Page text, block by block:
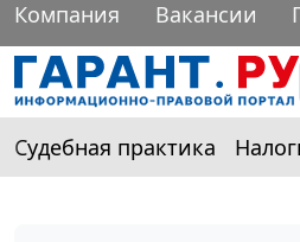
Компания Вакансии
Судебная практика